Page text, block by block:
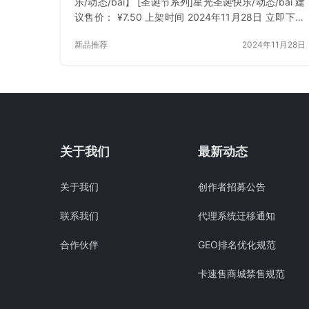
议售价： ¥7.50 上架时间 2024年11月28日 立即下载
新品推荐 2024年11月28日
关于我们
关于我们
联系我们
合作伙伴
最新动态
创作者招募公告
代理系统迁移通知
GEO排名优化规范
卡速售商城禁售规范